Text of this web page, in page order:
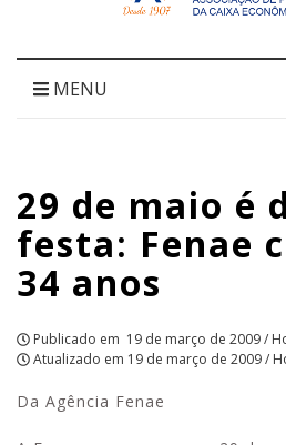
festa:
34
anos
|
APCEF/SP
MENU
29 de maio é
festa: Fenae
34 anos
Publicado em 19 de março de 2009 /
Atualizado em 19 de março de 2009 /
Da Agência Fenae